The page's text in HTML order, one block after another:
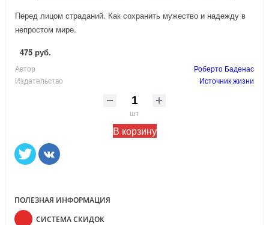
Перед лицом страданий. Как сохранить мужество и надежду в
непростом мире.
475 руб.
Автор
Роберто Баденас
Издательство
Источник жизни
шт
В корзину
ПОЛЕЗНАЯ ИНФОРМАЦИЯ
СИСТЕМА СКИДОК